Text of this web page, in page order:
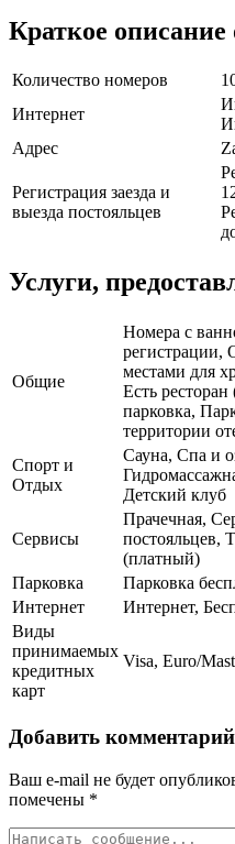
Краткое описание
Количество номеров
Интернет
Адрес
Регистрация заезда и
выезда постояльцев
Услуги,
Общие
Номера с
регистрации,
местами для
Есть
парковка,
территории
Спорт и
Отдых
Сауна, Спа и
Детский клуб
Сервисы
Прачечная,
постояльцев,
(платный)
Парковка
Парковка
Интернет
Интернет,
Виды
принимаемых
кредитных
карт
Visa, Euro/
Добавить комментарий
Ваш e-mail не будет
помечены *